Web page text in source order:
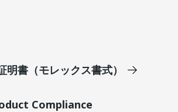
明書（モレックス書式）
Compliance